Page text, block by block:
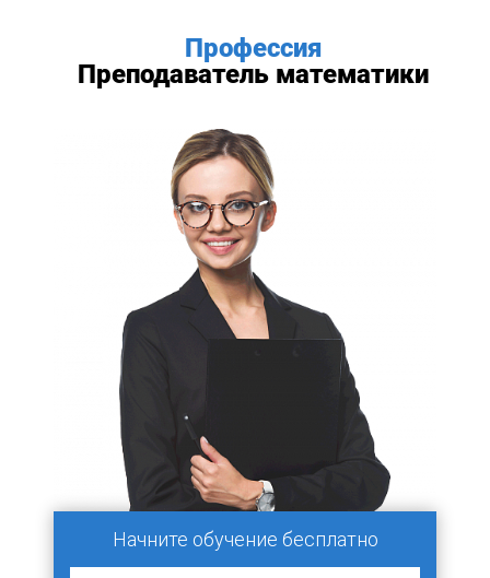
Профессия
Преподаватель математики
Начните обучение бесплатно